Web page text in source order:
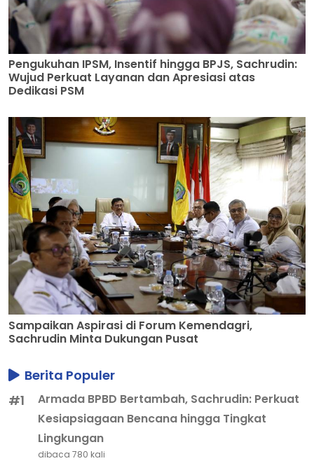
Pengukuhan IPSM, Insentif hingga BPJS, Sachrudin:
Wujud Perkuat Layanan dan Apresiasi atas
Dedikasi PSM
Sampaikan Aspirasi di Forum Kemendagri,
Sachrudin Minta Dukungan Pusat
Berita Populer
#1
Armada BPBD Bertambah, Sachrudin: Perkuat
Kesiapsiagaan Bencana hingga Tingkat
Lingkungan
dibaca 780 kali